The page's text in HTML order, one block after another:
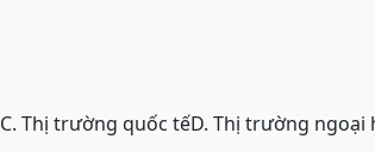
C. Thị trường quốc tếD. Thị trường ngoại